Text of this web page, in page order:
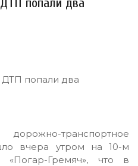
транспортное
вчера утром на 10-м
«Погар-Гремяч», что в